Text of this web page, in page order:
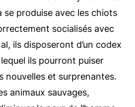
produise avec les chiots
socialisés avec
ils disposeront d’un codex
ils pourront puiser
nouvelles et surprenantes.
animaux sauvages,